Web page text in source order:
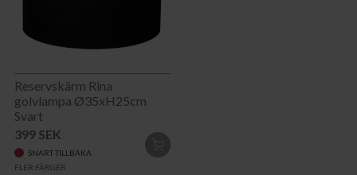
Reservskärm Rina
golvlampa Ø35xH25cm
Svart
399 SEK
LÄGG
I
SNART TILLBAKA
FLER FÄRGER